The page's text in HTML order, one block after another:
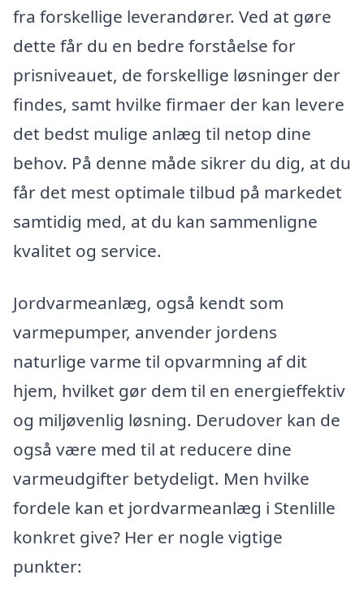
fra forskellige leverandører. Ved at gøre
dette får du en bedre forståelse for
prisniveauet, de forskellige løsninger der
findes, samt hvilke firmaer der kan levere
det bedst mulige anlæg til netop dine
behov. På denne måde sikrer du dig, at du
får det mest optimale tilbud på markedet
samtidig med, at du kan sammenligne
kvalitet og service.
Jordvarmeanlæg, også kendt som
varmepumper, anvender jordens
naturlige varme til opvarmning af dit
hjem, hvilket gør dem til en energieffektiv
og miljøvenlig løsning. Derudover kan de
også være med til at reducere dine
varmeudgifter betydeligt. Men hvilke
fordele kan et jordvarmeanlæg i Stenlille
konkret give? Her er nogle vigtige
punkter: